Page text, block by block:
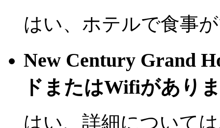
はい、ホテルで食事
New Century Grand
ドまたはWifiがあり
はい、詳細について